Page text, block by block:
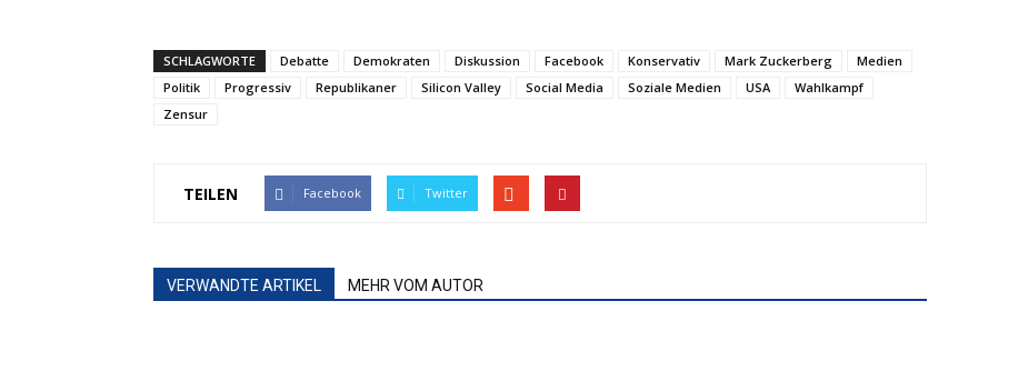
SCHLAGWORTE Debatte Demokraten Diskussion Facebook Konservativ Mark Zuckerberg
Medien
Politik
Progressiv Republikaner Silicon Valley Social Media Soziale Medien USA
Wahlkampf
Zensur
TEILEN Facebook Twitter
VERWANDTE ARTIKEL MEHR VOM AUTOR